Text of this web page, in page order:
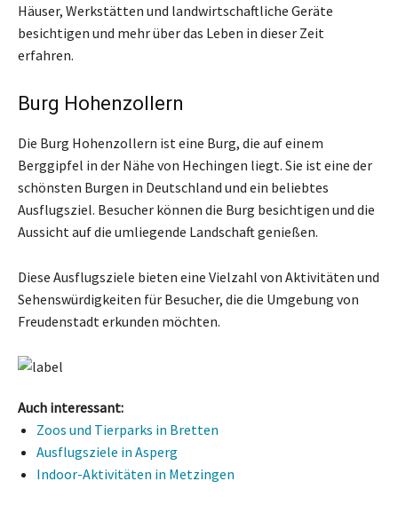
Häuser, Werkstätten und landwirtschaftliche Geräte
besichtigen und mehr über das Leben in dieser Zeit
erfahren.
Burg Hohenzollern
Die Burg Hohenzollern ist eine Burg, die auf einem
Berggipfel in der Nähe von Hechingen liegt. Sie ist eine der
schönsten Burgen in Deutschland und ein beliebtes
Ausflugsziel. Besucher können die Burg besichtigen und die
Aussicht auf die umliegende Landschaft genießen.
Diese Ausflugsziele bieten eine Vielzahl von Aktivitäten und
Sehenswürdigkeiten für Besucher, die die Umgebung von
Freudenstadt erkunden möchten.
Auch interessant:
Zoos und Tierparks in Bretten
Ausflugsziele in Asperg
Indoor-Aktivitäten in Metzingen